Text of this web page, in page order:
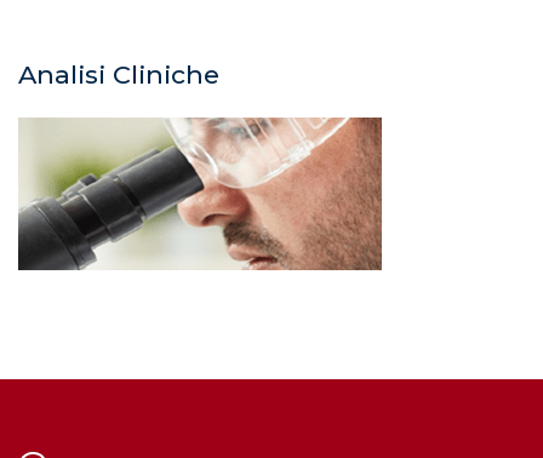
Analisi Cliniche